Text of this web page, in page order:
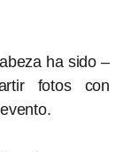
ha sido –
fotos con